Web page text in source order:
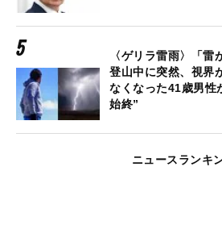
〈ゲリラ雷雨〉「雷
登山中に突然、視界
なくなった41歳男性
始終”
ニュースランキ